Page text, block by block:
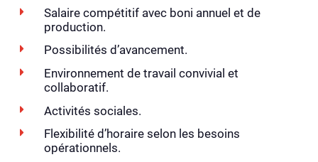
Salaire compétitif avec boni annuel et de
production.
Possibilités d’avancement.
Environnement de travail convivial et
collaboratif.
Activités sociales.
Flexibilité d’horaire selon les besoins
opérationnels.